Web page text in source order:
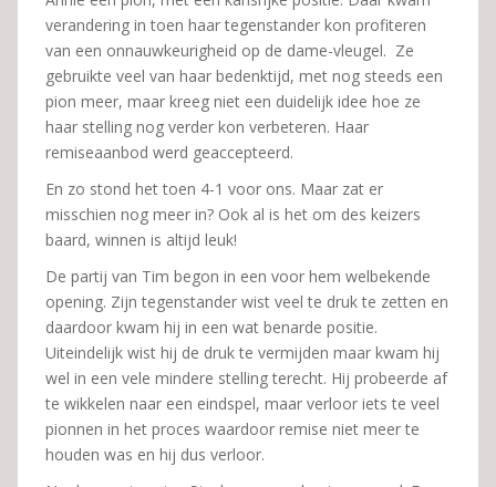
verandering in toen haar tegenstander kon profiteren
van een onnauwkeurigheid op de dame-vleugel. Ze
gebruikte veel van haar bedenktijd, met nog steeds een
pion meer, maar kreeg niet een duidelijk idee hoe ze
haar stelling nog verder kon verbeteren. Haar
remiseaanbod werd geaccepteerd.
En zo stond het toen 4-1 voor ons. Maar zat er
misschien nog meer in? Ook al is het om des keizers
baard, winnen is altijd leuk!
De partij van Tim begon in een voor hem welbekende
opening. Zijn tegenstander wist veel te druk te zetten en
daardoor kwam hij in een wat benarde positie.
Uiteindelijk wist hij de druk te vermijden maar kwam hij
wel in een vele mindere stelling terecht. Hij probeerde af
te wikkelen naar een eindspel, maar verloor iets te veel
pionnen in het proces waardoor remise niet meer te
houden was en hij dus verloor.